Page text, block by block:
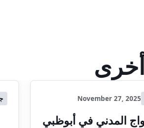
November 27, 2025
المدني في أبوظبي